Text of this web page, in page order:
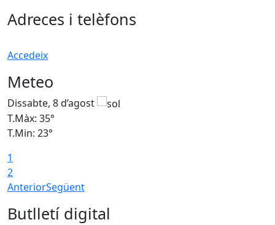
Adreces i telèfons
Accedeix
Meteo
Dissabte, 8 d’agost
T.Màx: 35°
T.Min: 23°
1
2
AnteriorSegüent
Butlletí digital